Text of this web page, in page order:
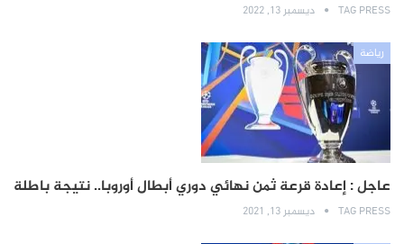
TAG PRESS ديسمبر 13, 2022
رياضة
عاجل : إعادة قرعة ثمن نهائي دوري أبطال أوروبا.. نتيجة باطلة
TAG PRESS ديسمبر 13, 2021